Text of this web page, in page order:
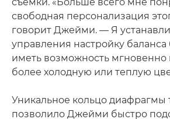
свободная персонализация
говорит Джейми. — Я
управления настройку баланса
иметь возможность
более холодную или теплую
Уникальное кольцо диафрагмы
позволило Джейми быстро